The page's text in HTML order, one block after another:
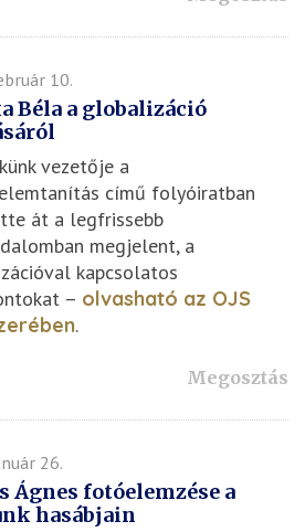
10.
Béla a globalizáció
vezetője a
című folyóiratban
át a legfrissebb
megjelent, a
kapcsolatos
– olvasható az OJS
.
Megosztás
26.
Ágnes fotóelemzése a
hasábjain